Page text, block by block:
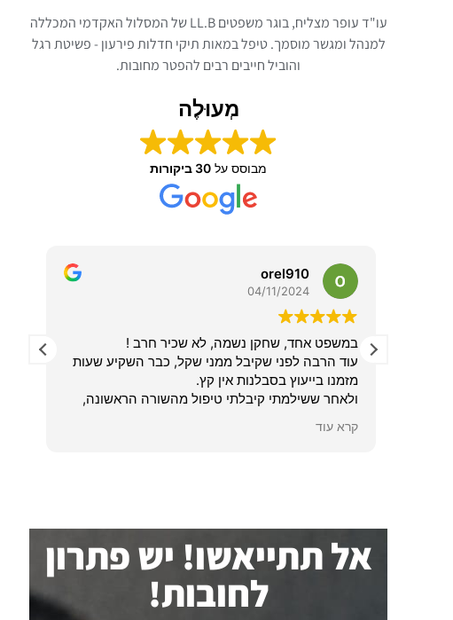
עו"ד עופר מצליח, בוגר משפטים LL.B של המסלול האקדמי המכללה
למנהל ומגשר מוסמך. טיפל במאות תיקי חדלות פירעון - פשיטת רגל
והוביל חייבים רבים להפטר מחובות.
מְעוּלֶה
מבוסס על 30 ביקורות
orel910
04/11/2024
במשפט אחד, שחקן נשמה, לא שכיר חרב !
עוד הרבה לפני שקיבל ממני שקל, כבר השקיע שעות
מזמנו בייעוץ בסבלנות אין קץ.
ולאחר ששילמתי קיבלתי טיפול מהשורה הראשונה,
על הצד הטוב ביותר במהירות וביעילות שעוד לא
קרא עוד
אל תתייאשו! יש פתרון
לחובות!